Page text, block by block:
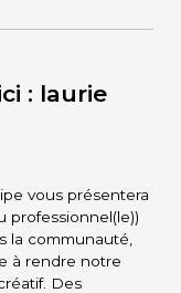
: laurie
vous présentera
professionnel(le))
la communauté,
à rendre notre
Des